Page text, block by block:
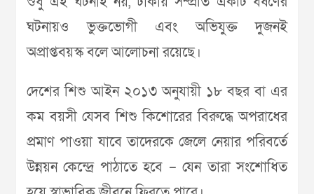
ঘটনায়ও ভুক্তভোগী এবং অভিযুক্ত দুজনই
অপ্রাপ্তবয়স্ক বলে আলোচনা রয়েছে।
দেশের শিশু আইন ২০১৩ অনুযায়ী ১৮ বছর বা এর
কম বয়সী যেসব শিশু কিশোরের বিরুদ্ধে অপরাধের
প্রমাণ পাওয়া যাবে তাদেরকে জেলে নেয়ার পরিবর্তে
উন্নয়ন কেন্দ্রে পাঠাতে হবে – যেন তারা সংশোধিত